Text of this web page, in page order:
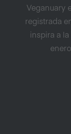
Veganuary
registrada
inspira a